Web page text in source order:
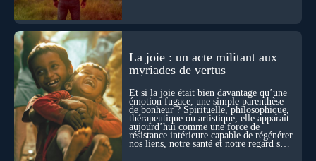
La joie : un acte militant aux
myriades de vertus
Et si la joie était bien davantage qu’une
émotion fugace, une simple parenthèse
de bonheur ? Spirituelle, philosophique,
thérapeutique ou artistique, elle apparaît
aujourd’hui comme une force de
résistance intérieure capable de régénérer
nos liens, notre santé et notre regard sur